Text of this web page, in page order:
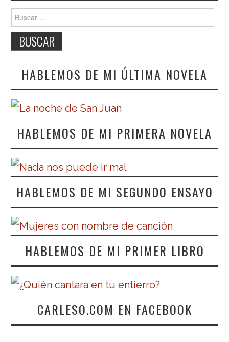
Buscar:
HABLEMOS DE MI ÚLTIMA NOVELA
HABLEMOS DE MI PRIMERA NOVELA
HABLEMOS DE MI SEGUNDO ENSAYO
HABLEMOS DE MI PRIMER LIBRO
CARLESO.COM EN FACEBOOK